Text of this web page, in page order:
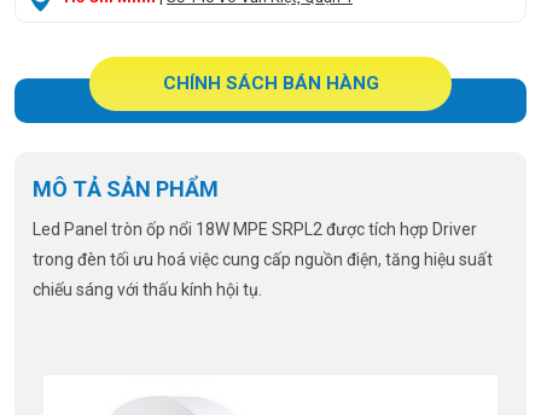
CHÍNH SÁCH BÁN HÀNG
MÔ TẢ SẢN PHẨM
Led Panel tròn ốp nổi 18W MPE SRPL2 được tích hợp Driver
trong đèn tối ưu hoá việc cung cấp nguồn điện, tăng hiệu suất
chiếu sáng với thấu kính hội tụ.